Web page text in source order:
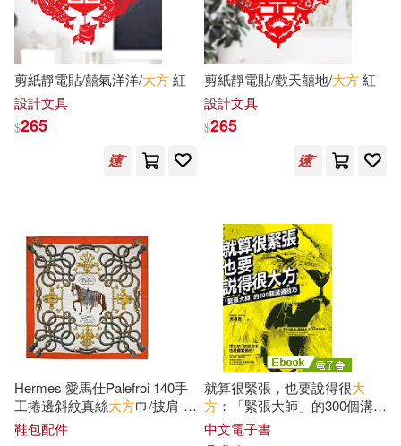
全國人大(3)
公務員錄用考試命題研究中心(3)
北京師範大學實驗幼兒園（主編）
北涼 曇無讖譯(3)
千石もなか(3)
卡洛琳．拉靈頓(3)
唐 地婆訶羅譯(3)
天津人民出版社(11)
山東美術出版社(11)
漫遊者文化(11) 財經傳訊(11)
采實文化(11) MTEX(10)
上海科學技術出版社(10)
中國礦業大學出版社(10)
剪紙靜電貼/囍氣洋洋/大方紅
設計文具
$265
剪紙靜電貼/歡天囍地/大方紅
設計文具
$265
Hermes 愛馬仕Palefroi 140手
工捲邊斜紋真絲大方巾/披肩-
淺海軍藍/雲紋灰/青銅色
鞋包配件
就算很緊張，也要說得很大
方 ：「緊張大師」的300個溝通
技巧 (電子書)
中文電子書